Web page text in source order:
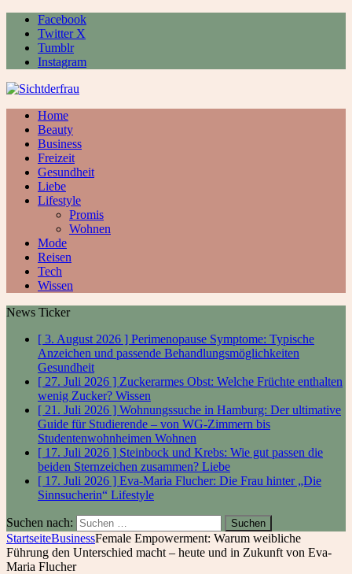
Facebook
Twitter X
Tumblr
Instagram
Home
Beauty
Business
Freizeit
Gesundheit
Liebe
Lifestyle
Promis
Wohnen
Mode
Reisen
Tech
Wissen
News Ticker
[ 3. August 2026 ] Perimenopause Symptome: Typische
Anzeichen und passende Behandlungsmöglichkeiten
Gesundheit
[ 27. Juli 2026 ] Zuckerarmes Obst: Welche Früchte enthalten
wenig Zucker? Wissen
[ 21. Juli 2026 ] Wohnungssuche in Hamburg: Der ultimative
Guide für Studierende – von WG-Zimmern bis
Studentenwohnheimen Wohnen
[ 17. Juli 2026 ] Steinbock und Krebs: Wie gut passen die
beiden Sternzeichen zusammen? Liebe
[ 17. Juli 2026 ] Eva-Maria Flucher: Die Frau hinter „Die
Sinnsucherin“ Lifestyle
Suchen nach:
StartseiteBusinessFemale Empowerment: Warum weibliche
Führung den Unterschied macht – heute und in Zukunft von Eva-
Maria Flucher